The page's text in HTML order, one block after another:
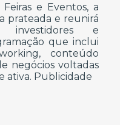
e Eventos, a
prateada e reunirá
investidores e
que inclui
conteúdo
negócios voltadas
ativa. Publicidade